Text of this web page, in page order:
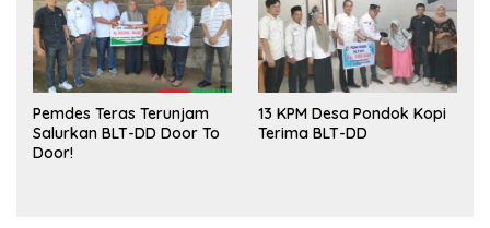
Pemdes Teras Terunjam
Salurkan BLT-DD Door To
Door!
13 KPM Desa Pondok Kopi
Terima BLT-DD